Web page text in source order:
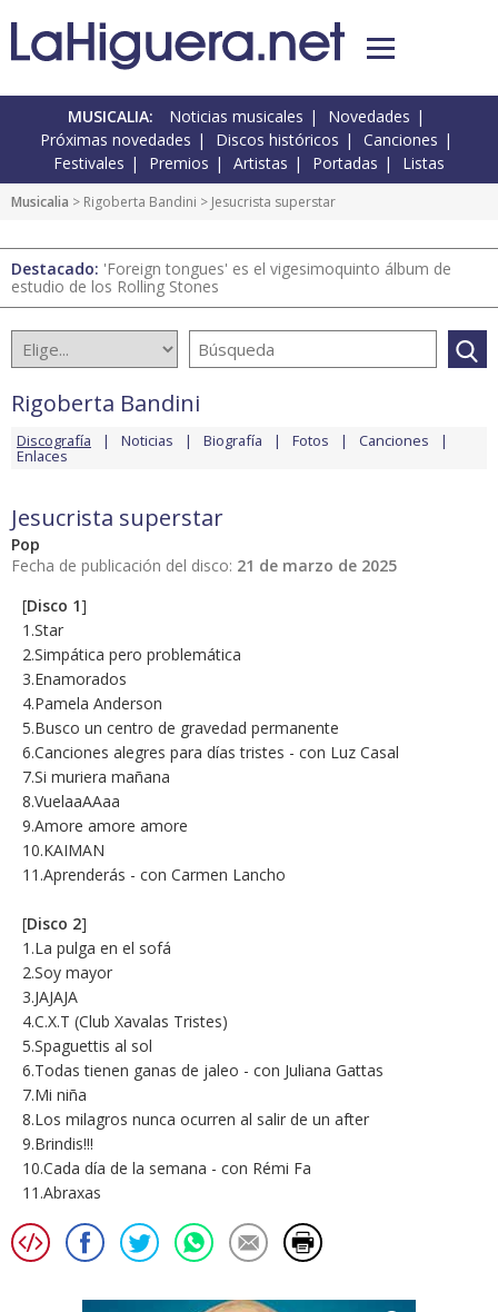
MUSICALIA: Noticias musicales
Novedades
Próximas novedades
Discos históricos
Canciones
Festivales
Premios Artistas Portadas Listas
Musicalia > Rigoberta Bandini > Jesucrista superstar
Destacado: 'Foreign tongues' es el vigesimoquinto álbum de
estudio de los Rolling Stones
Rigoberta Bandini
Discografía Noticias Biografía Fotos Canciones
Enlaces
Jesucrista superstar
Pop
Fecha de publicación del disco: 21 de marzo de 2025
[Disco 1]
1.Star
2.Simpática pero problemática
3.Enamorados
4.Pamela Anderson
5.Busco un centro de gravedad permanente
6.Canciones alegres para días tristes - con Luz Casal
7.Si muriera mañana
8.VuelaaAAaa
9.Amore amore amore
10.KAIMAN
11.Aprenderás - con Carmen Lancho
[Disco 2]
1.La pulga en el sofá
2.Soy mayor
3.JAJAJA
4.C.X.T (Club Xavalas Tristes)
5.Spaguettis al sol
6.Todas tienen ganas de jaleo - con Juliana Gattas
7.Mi niña
8.Los milagros nunca ocurren al salir de un after
9.Brindis!!!
10.Cada día de la semana - con Rémi Fa
11.Abraxas